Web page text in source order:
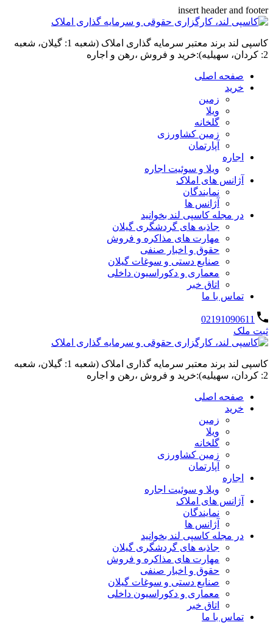
insert header and footer
کاسپی لند برند معتبر سرمایه گذاری املاک (شعبه 1: گیلان، شعبه
2: کردان، سهیلیه):خرید و فروش ،رهن و اجاره
صفحه اصلی
خرید
زمین
ویلا
گلخانه
زمین کشاورزی
آپارتمان
اجاره
ویلا و سوئیت اجاره
آژانس های املاک
نمایندگان
آژانس ها
در مجله کاسپی لند بخوانید
جاذبه های گردشگری گیلان
مهارت های مذاکره و فروش
حقوق و اخبار صنفی
صنایع دستی و سوغات گیلان
معماری و دکوراسیون داخلی
اتاق خبر
تماس با ما
02191090611
ثبت ملک
کاسپی لند برند معتبر سرمایه گذاری املاک (شعبه 1: گیلان، شعبه
2: کردان، سهیلیه):خرید و فروش ،رهن و اجاره
صفحه اصلی
خرید
زمین
ویلا
گلخانه
زمین کشاورزی
آپارتمان
اجاره
ویلا و سوئیت اجاره
آژانس های املاک
نمایندگان
آژانس ها
در مجله کاسپی لند بخوانید
جاذبه های گردشگری گیلان
مهارت های مذاکره و فروش
حقوق و اخبار صنفی
صنایع دستی و سوغات گیلان
معماری و دکوراسیون داخلی
اتاق خبر
تماس با ما